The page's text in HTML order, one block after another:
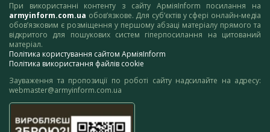
При використанні контенту з сайту АрміяInform посилання на
armyinform.com.ua обов’язкове. Для суб’єктів у сфері онлайн-медіа
обов’язковим є розміщення у першому абзаці матеріалу прямого та
відкритого для пошукових систем гіперпосилання на цитований
матеріал.
Політика користування сайтом АрміяInform
Політика використання файлів cookie
Зауваження та пропозиції по роботі сайту надсилайте на адресу:
webmaster@armyinform.com.ua